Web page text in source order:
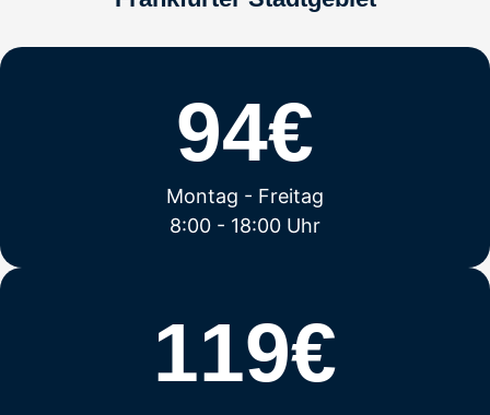
94€
Montag - Freitag
8:00 - 18:00 Uhr
119€